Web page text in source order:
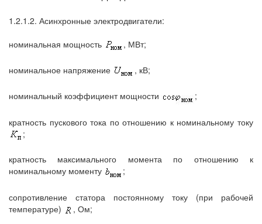
1.2.1.2. Асинхронные электродвигатели:
номинальная мощность
, МВт;
номинальное напряжение , кВ;
номинальный коэффициент мощности ;
кратность пускового тока по отношению к номинальному току
;
кратность максимального момента по отношению к
номинальному моменту
;
сопротивление статора постоянному току (при рабочей
температуре)
, Ом;